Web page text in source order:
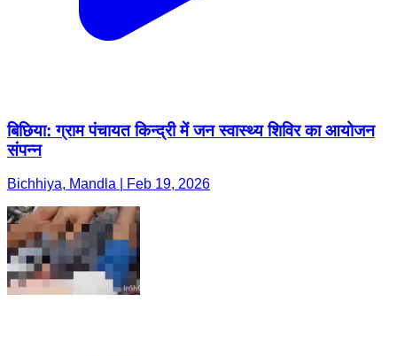
बिछिया: ग्राम पंचायत किन्द्री में जन स्वास्थ्य शिविर का आयोजन
संपन्न
Bichhiya, Mandla | Feb 19, 2026